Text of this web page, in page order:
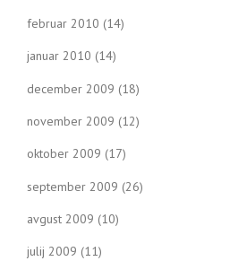
februar 2010 (14)
januar 2010 (14)
december 2009 (18)
november 2009 (12)
oktober 2009 (17)
september 2009 (26)
avgust 2009 (10)
julij 2009 (11)